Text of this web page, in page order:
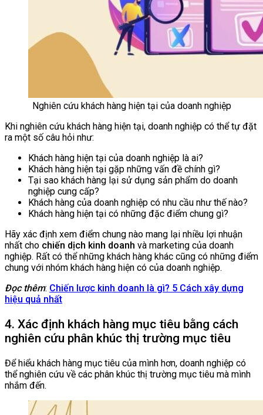
Nghiên cứu khách hàng hiện tại của doanh nghiệp
Khi nghiên cứu khách hàng hiện tại, doanh nghiệp có thể tự đặt
ra một số câu hỏi như:
Khách hàng hiện tại của doanh nghiệp là ai?
Khách hàng hiện tại gặp những vấn đề chính gì?
Tại sao khách hàng lại sử dụng sản phẩm do doanh
nghiệp cung cấp?
Khách hàng của doanh nghiệp có nhu cầu như thế nào?
Khách hàng hiện tại có những đặc điểm chung gì?
Hãy xác định xem điểm chung nào mang lại nhiều lợi nhuận
nhất cho chiến dịch kinh doanh và marketing của doanh
nghiệp. Rất có thể những khách hàng khác cũng có những điểm
chung với nhóm khách hàng hiện có của doanh nghiệp.
Đọc thêm: Chiến lược kinh doanh là gì? 5 Cách xây dựng
hiệu quả nhất
4. Xác định khách hàng mục tiêu bằng cách
nghiên cứu phân khúc thị trường mục tiêu
Để hiểu khách hàng mục tiêu của mình hơn, doanh nghiệp có
thể nghiên cứu về các phân khúc thị trường mục tiêu mà mình
nhắm đến.